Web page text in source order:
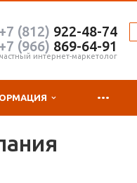
+7 (812) 922-48-74
+7 (966) 869-64-91
частный интернет-маркетолог
...